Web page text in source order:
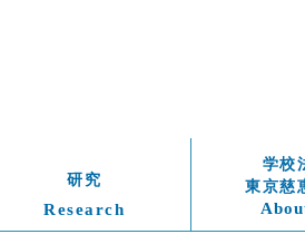
研究
Research
学校
東京慈